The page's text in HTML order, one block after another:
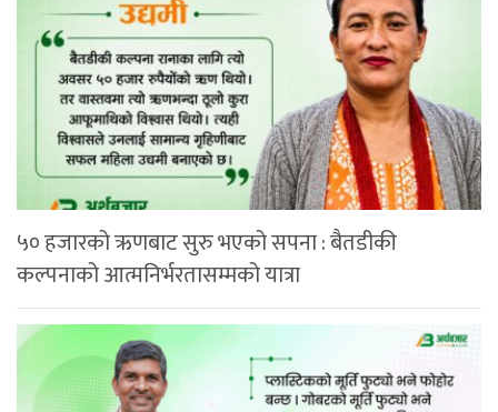
५० हजारको ऋणबाट सुरु भएको सपना : बैतडीकी
कल्पनाको आत्मनिर्भरतासम्मको यात्रा